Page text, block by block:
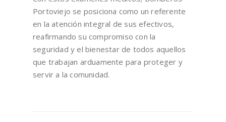
Portoviejo se posiciona como un referente
en la atención integral de sus efectivos,
reafirmando su compromiso con la
seguridad y el bienestar de todos aquellos
que trabajan arduamente para proteger y
servir a la comunidad.